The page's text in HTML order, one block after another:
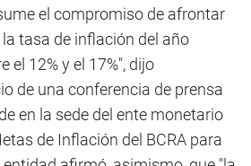
el compromiso de afrontar
tasa de inflación del año
el 12% y el 17%", dijo
de una conferencia de prensa
en la sede del ente monetario
de Inflación del BCRA para